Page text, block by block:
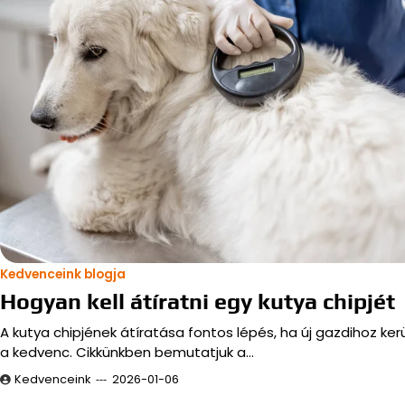
Kedvenceink blogja
Hogyan kell átíratni egy kutya chipjét
A kutya chipjének átíratása fontos lépés, ha új gazdihoz
a kedvenc. Cikkünkben bemutatjuk a…
Kedvenceink 2026-01-06